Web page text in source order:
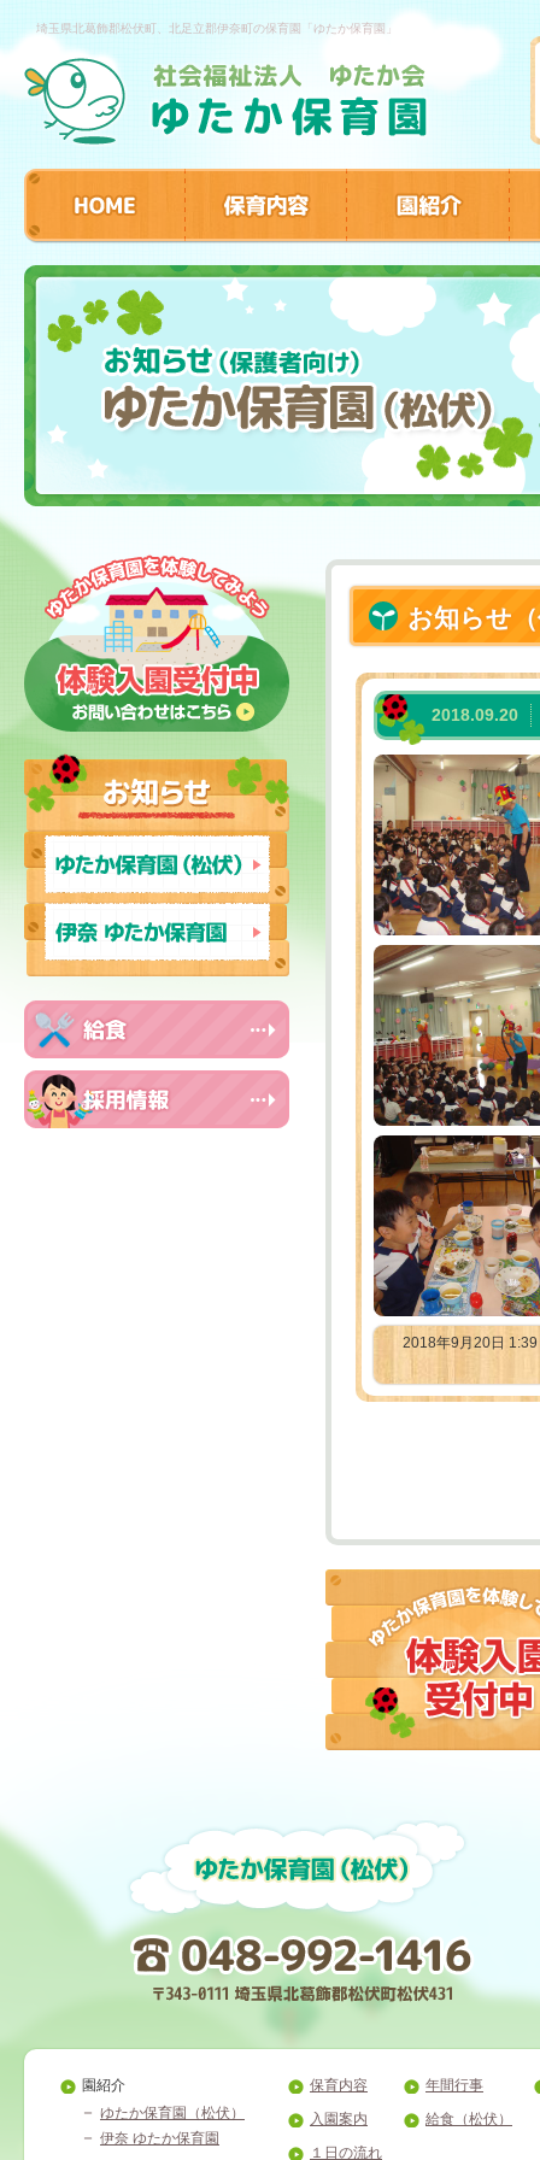
埼玉県北葛飾郡松伏町、北足立郡伊奈町の保育園「ゆたか保育園」
お知らせ
2018.09.20
2018年9月20日
園紹介
ゆたか保育園（松伏）
伊奈 ゆたか保育園
保育内容
入園案内
１日の流れ
年間行事
給食（松伏）